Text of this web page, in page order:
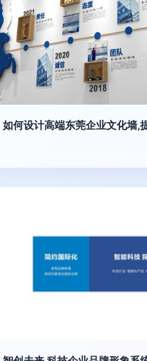
如何设计高端东莞企业文化墙,